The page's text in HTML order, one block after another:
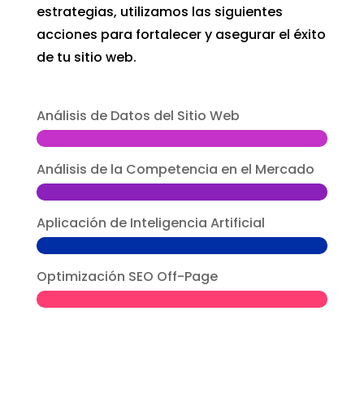
estrategias, utilizamos las siguientes
acciones para fortalecer y asegurar el éxito
de tu sitio web.
Análisis de Datos del Sitio Web
Análisis de la Competencia en el Mercado
Aplicación de Inteligencia Artificial
Optimización SEO Off-Page